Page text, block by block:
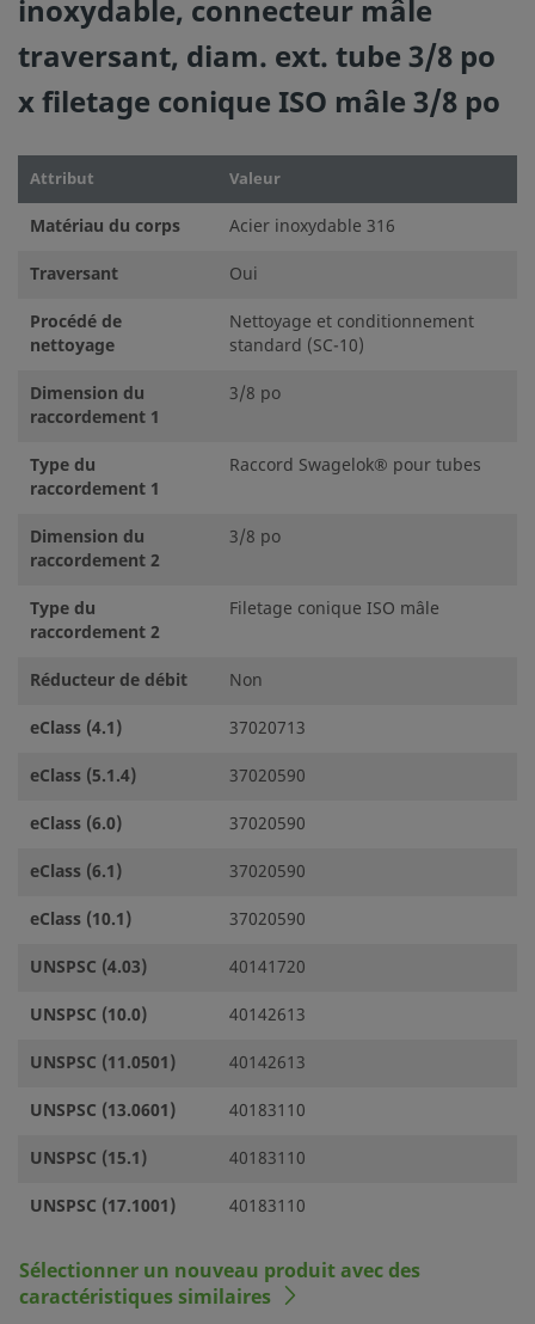
inoxydable, connecteur mâle
traversant, diam. ext. tube 3/8 po
x filetage conique ISO mâle 3/8 po
Attribut Valeur
Matériau du corps
Acier inoxydable 316
Traversant
Oui
Procédé de
nettoyage
Nettoyage et conditionnement
standard (SC-10)
Dimension du
raccordement 1
3/8 po
Type du
raccordement 1
Raccord Swagelok® pour tubes
Dimension du
raccordement 2
3/8 po
Type du
raccordement 2
Filetage conique ISO mâle
Réducteur de débit
Non
eClass (4.1)
37020713
eClass (5.1.4)
37020590
eClass (6.0)
37020590
eClass (6.1)
37020590
eClass (10.1)
37020590
UNSPSC (4.03)
40141720
UNSPSC (10.0)
40142613
UNSPSC (11.0501)
40142613
UNSPSC (13.0601)
40183110
UNSPSC (15.1)
40183110
UNSPSC (17.1001)
40183110
Sélectionner un nouveau produit avec des
caractéristiques similaires